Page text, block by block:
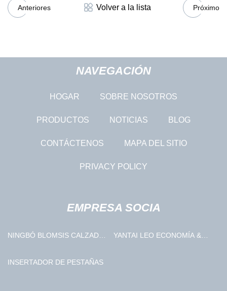
Anteriores Volver a la lista Próximo
NAVEGACIÓN
HOGAR SOBRE NOSOTROS
PRODUCTOS NOTICIAS BLOG
CONTÁCTENOS MAPA DEL SITIO
PRIVACY POLICY
EMPRESA SOCIA
NINGBÓ BLOMSIS CALZADO
YANTAI LEO ECONOMÍA &
INSERTADOR DE PESTAÑAS